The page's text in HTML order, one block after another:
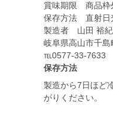
賞味期限 商品枠
保存方法 直射日
製造者 山田 裕紀
岐阜県高山市千島
℡0577-33-7633
保存方法
製造から7日ほど
がりください。